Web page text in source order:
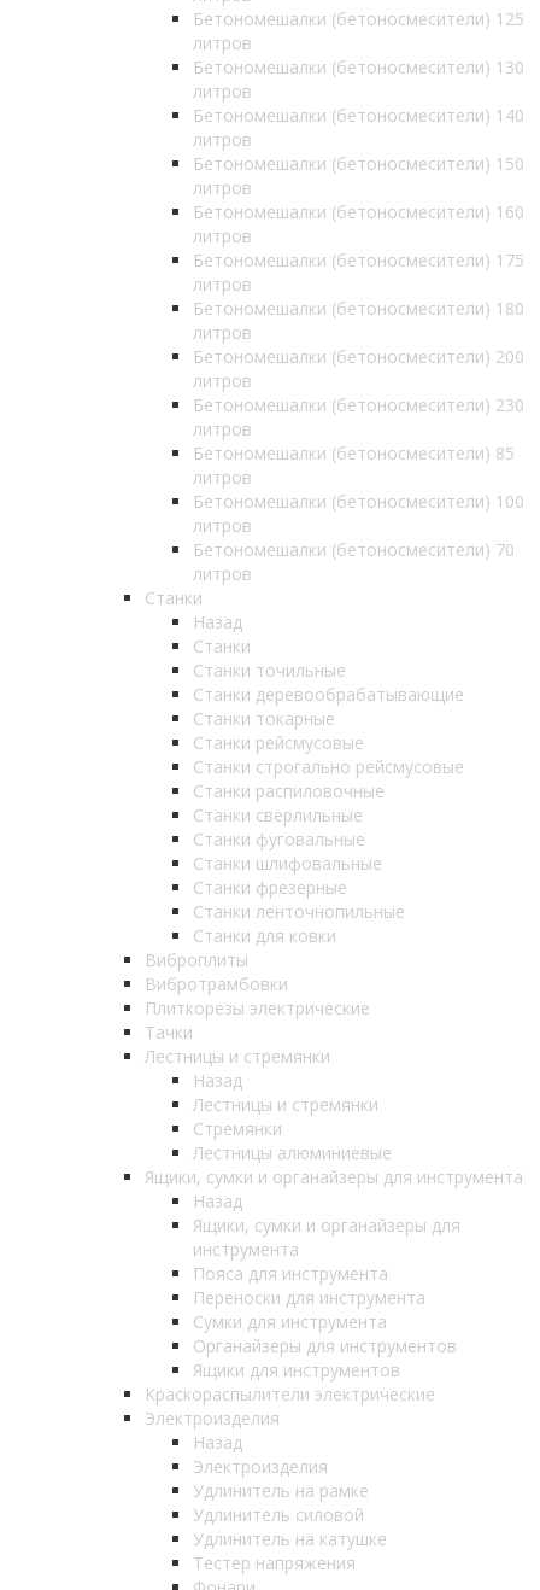
Бетономешалки (бетоносмесители) 125
литров
Бетономешалки (бетоносмесители) 130
литров
Бетономешалки (бетоносмесители) 140
литров
Бетономешалки (бетоносмесители) 150
литров
Бетономешалки (бетоносмесители) 160
литров
Бетономешалки (бетоносмесители) 175
литров
Бетономешалки (бетоносмесители) 180
литров
Бетономешалки (бетоносмесители) 200
литров
Бетономешалки (бетоносмесители) 230
литров
Бетономешалки (бетоносмесители) 85
литров
Бетономешалки (бетоносмесители) 100
литров
Бетономешалки (бетоносмесители) 70
литров
Станки
Назад
Станки
Станки точильные
Станки деревообрабатывающие
Станки токарные
Станки рейсмусовые
Станки строгально рейсмусовые
Станки распиловочные
Станки сверлильные
Станки фуговальные
Станки шлифовальные
Станки фрезерные
Станки ленточнопильные
Станки для ковки
Виброплиты
Вибротрамбовки
Плиткорезы электрические
Тачки
Лестницы и стремянки
Назад
Лестницы и стремянки
Стремянки
Лестницы алюминиевые
Ящики, сумки и органайзеры для инструмента
Назад
Ящики, сумки и органайзеры для
инструмента
Пояса для инструмента
Переноски для инструмента
Сумки для инструмента
Органайзеры для инструментов
Ящики для инструментов
Краскораспылители электрические
Электроизделия
Назад
Электроизделия
Удлинитель на рамке
Удлинитель силовой
Удлинитель на катушке
Тестер напряжения